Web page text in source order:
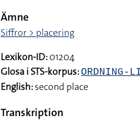
Ämne
Siffror > placering
Lexikon-ID:01204
Glosa i STS-korpus:ORDNING-
English:second place
Transkription